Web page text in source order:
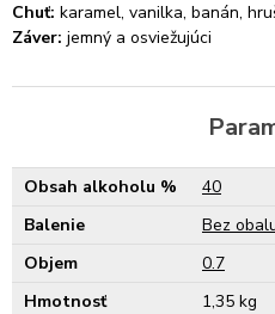
Chuť: karamel, vanilka, banán,
Záver: jemný a osviežujúci
Obsah alkoholu %
40
Balenie
Bez
Objem
0.7
Hmotnosť
1,35 kg